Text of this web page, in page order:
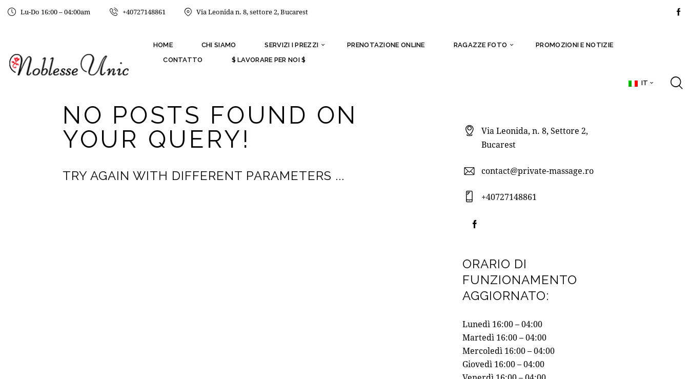
Lu-Do 16:00 – 04:00am +40727148861 Via Leonida n. 8, settore 2, Bucarest
HOME CHI SIAMO SERVIZI I PREZZI PRENOTAZIONE ONLINE RAGAZZE FOTO
PROMOZIONI E NOTIZIE
CONTATTO
$ LAVORARE PER NOI $
IT
NO POSTS FOUND ON
YOUR QUERY!
TRY AGAIN WITH DIFFERENT PARAMETERS ...
Via Leonida, n. 8, Settore 2,
Bucarest
contact@private-massage.ro
+40727148861
ORARIO DI
FUNZIONAMENTO
AGGIORNATO:
Lunedì 16:00 – 04:00
Martedì 16:00 – 04:00
Mercoledì 16:00 – 04:00
Giovedì 16:00 – 04:00